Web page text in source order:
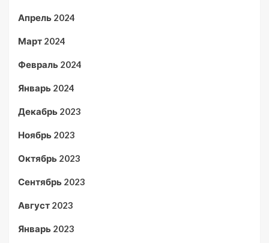
Апрель 2024
Март 2024
Февраль 2024
Январь 2024
Декабрь 2023
Ноябрь 2023
Октябрь 2023
Сентябрь 2023
Август 2023
Январь 2023